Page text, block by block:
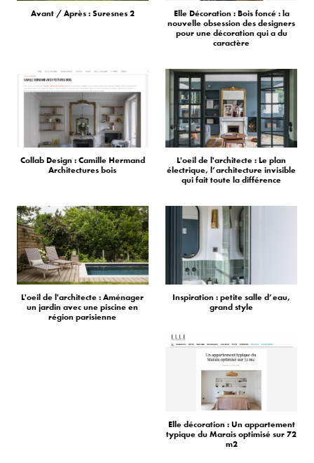
Avant / Après : Suresnes 2
Elle Décoration : Bois foncé : la
nouvelle obsession des designers
pour une décoration qui a du
caractère
Collab Design : Camille Hermand
Architectures bois
L'oeil de l'architecte : Le plan
électrique, l’architecture invisible
qui fait toute la différence
L'oeil de l'architecte : Aménager
un jardin avec une piscine en
région parisienne
Inspiration : petite salle d’eau,
grand style
Elle décoration : Un appartement
typique du Marais optimisé sur 72
m2